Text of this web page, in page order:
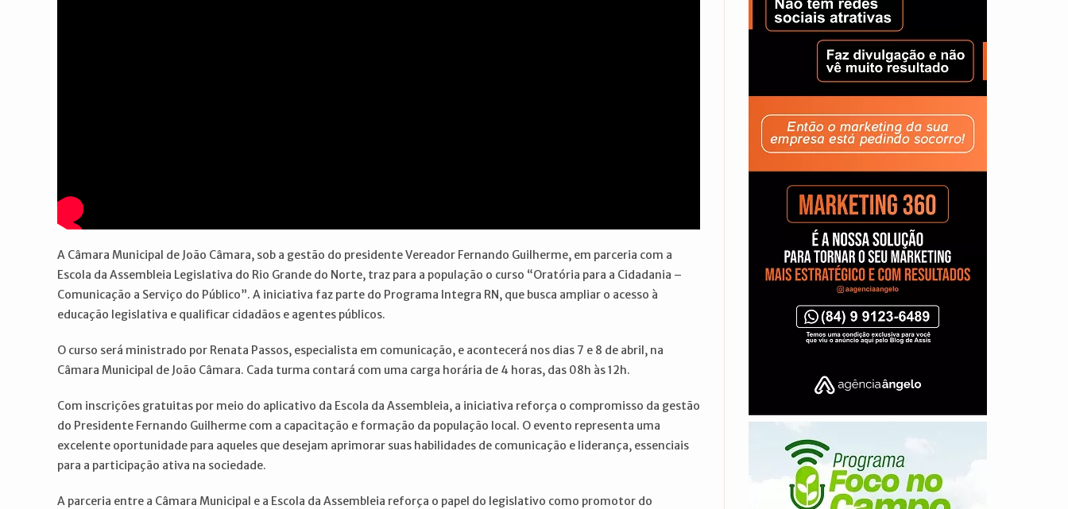
A Câmara Municipal de João Câmara, sob a gestão do presidente Vereador Fernando Guilherme, em parceria com a
Escola da Assembleia Legislativa do Rio Grande do Norte, traz para a população o curso “Oratória para a Cidadania –
Comunicação a Serviço do Público”. A iniciativa faz parte do Programa Integra RN, que busca ampliar o acesso à
educação legislativa e qualificar cidadãos e agentes públicos.
O curso será ministrado por Renata Passos, especialista em comunicação, e acontecerá nos dias 7 e 8 de abril, na
Câmara Municipal de João Câmara. Cada turma contará com uma carga horária de 4 horas, das 08h às 12h.
Com inscrições gratuitas por meio do aplicativo da Escola da Assembleia, a iniciativa reforça o compromisso da gestão
do Presidente Fernando Guilherme com a capacitação e formação da população local. O evento representa uma
excelente oportunidade para aqueles que desejam aprimorar suas habilidades de comunicação e liderança, essenciais
para a participação ativa na sociedade.
A parceria entre a Câmara Municipal e a Escola da Assembleia reforça o papel do legislativo como promotor do